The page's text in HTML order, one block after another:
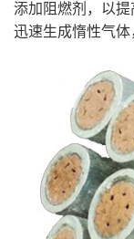
添加阻燃剂，以
迅速生成惰性气体